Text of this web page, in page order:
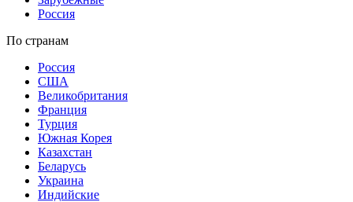
Россия
По странам
Россия
США
Великобритания
Франция
Турция
Южная Корея
Казахстан
Беларусь
Украина
Индийские